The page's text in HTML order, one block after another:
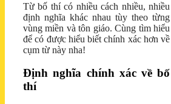
Từ bố thí có nhiều cách nhiều, nhiều
định nghĩa khác nhau tùy theo từng
vùng miền và tôn giáo. Cùng tìm hiểu
để có được hiểu biết chính xác hơn về
cụm từ này nha!
Định nghĩa chính xác về bố
thí